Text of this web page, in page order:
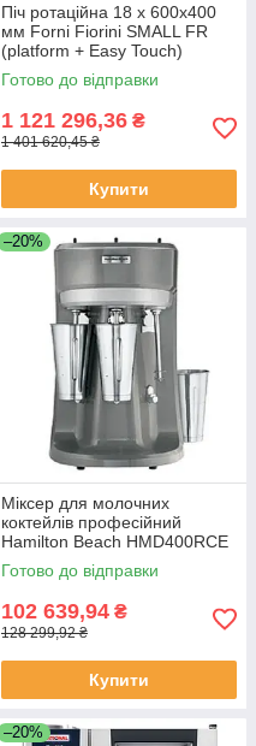
Піч ротаційна 18 х 600х400
мм Forni Fiorini SMALL FR
(platform + Easy Touch)
Готово до відправки
1 121 296,36 ₴
1 401 620,45 ₴
Купити
–20%
Міксер для молочних
коктейлів професійний
Hamilton Beach HMD400RCE
Готово до відправки
102 639,94 ₴
128 299,92 ₴
Купити
–20%